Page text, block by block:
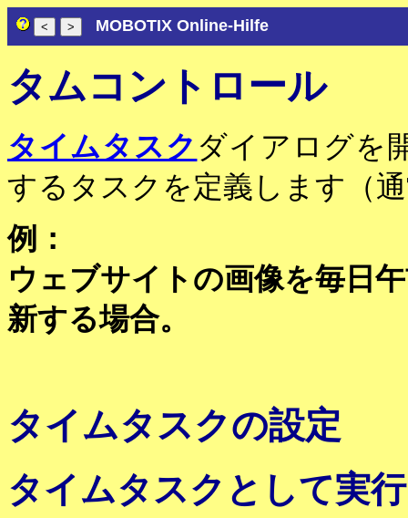
MOBOTIX Online-Hilfe
タムコントロール
タイムタスク ダイアログを
するタスクを定義します（
例：
ウェブサイトの画像を毎日
新する場合。
タイムタスクの設定
タイムタスクとして実